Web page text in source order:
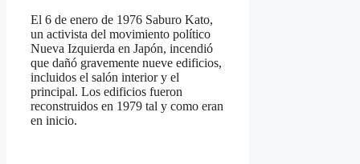
El 6 de enero de 1976 Saburo Kato,
un activista del movimiento político
Nueva Izquierda en Japón, incendió
que dañó gravemente nueve edificios,
incluidos el salón interior y el
principal. Los edificios fueron
reconstruidos en 1979 tal y como eran
en inicio.